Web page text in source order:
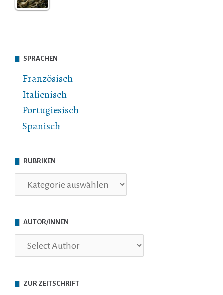
SPRACHEN
Französisch
Italienisch
Portugiesisch
Spanisch
RUBRIKEN
Rubriken
AUTOR/INNEN
ZUR ZEITSCHRIFT